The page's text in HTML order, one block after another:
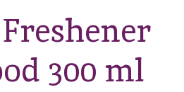
300 ml